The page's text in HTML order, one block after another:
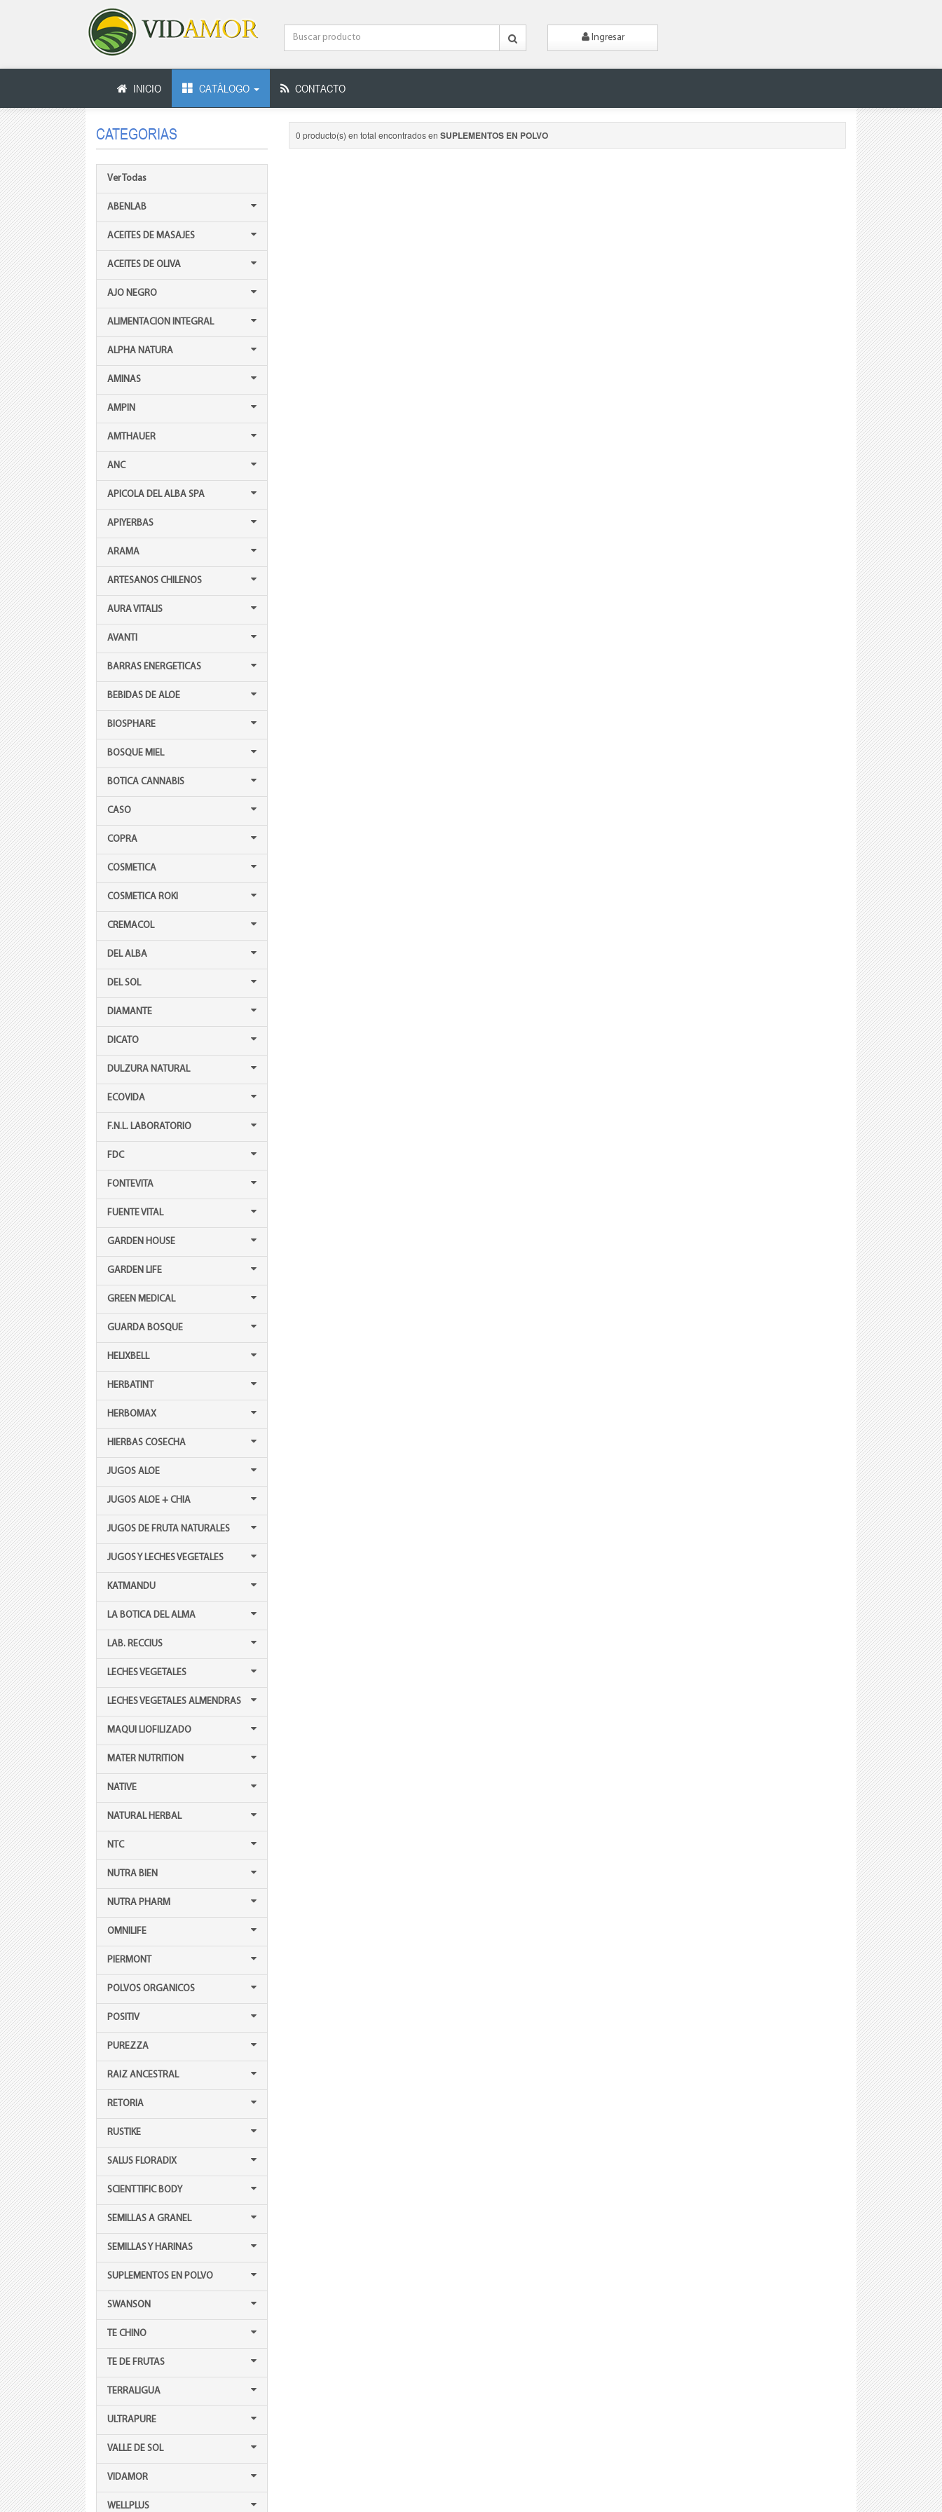
Ingresar
INICIO CATÁLOGO CONTACTO
CATEGORIAS
Ver Todas
ABENLAB
ACEITES DE MASAJES
ACEITES DE OLIVA
AJO NEGRO
ALIMENTACION INTEGRAL
ALPHA NATURA
AMINAS
AMPIN
AMTHAUER
ANC
APICOLA DEL ALBA SPA
APIYERBAS
ARAMA
ARTESANOS CHILENOS
AURA VITALIS
AVANTI
BARRAS ENERGETICAS
BEBIDAS DE ALOE
BIOSPHARE
BOSQUE MIEL
BOTICA CANNABIS
CASO
COPRA
COSMETICA
COSMETICA ROKI
CREMACOL
DEL ALBA
DEL SOL
DIAMANTE
DICATO
DULZURA NATURAL
ECOVIDA
F.N.L. LABORATORIO
FDC
FONTEVITA
FUENTE VITAL
GARDEN HOUSE
GARDEN LIFE
GREEN MEDICAL
GUARDA BOSQUE
HELIXBELL
HERBATINT
HERBOMAX
HIERBAS COSECHA
JUGOS ALOE
JUGOS ALOE + CHIA
JUGOS DE FRUTA NATURALES
JUGOS Y LECHES VEGETALES
KATMANDU
LA BOTICA DEL ALMA
LAB. RECCIUS
LECHES VEGETALES
LECHES VEGETALES ALMENDRAS
MAQUI LIOFILIZADO
MATER NUTRITION
NATIVE
NATURAL HERBAL
NTC
NUTRA BIEN
NUTRA PHARM
OMNILIFE
PIERMONT
POLVOS ORGANICOS
POSITIV
PUREZZA
RAIZ ANCESTRAL
RETORIA
RUSTIKE
SALUS FLORADIX
SCIENTTIFIC BODY
SEMILLAS A GRANEL
SEMILLAS Y HARINAS
SUPLEMENTOS EN POLVO
SWANSON
TE CHINO
TE DE FRUTAS
TERRALIGUA
ULTRAPURE
VALLE DE SOL
VIDAMOR
WELLPLUS
0 producto(s) en total encontrados en SUPLEMENTOS EN POLVO